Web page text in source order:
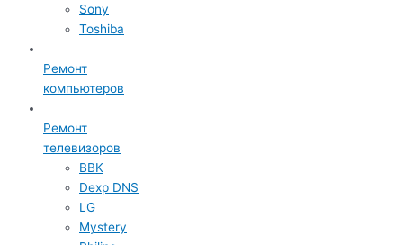
Sony
Toshiba
Ремонт
компьютеров
Ремонт
телевизоров
BBK
Dexp DNS
LG
Mystery